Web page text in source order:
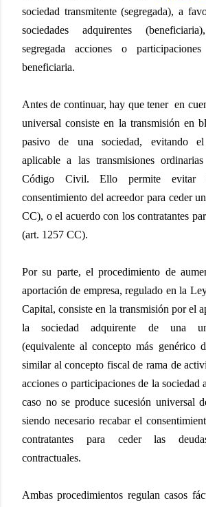
sociedad transmitente (segregada), a
sociedades adquirentes
segregada acciones o
beneficiaria.
Antes de continuar, hay que tener en
universal consiste en la transmisión en
pasivo de una sociedad, evitando
aplicable a las transmisiones
Código Civil. Ello permite evitar
consentimiento del acreedor para ceder
CC), o el acuerdo con los contratantes
(art. 1257 CC).
Por su parte, el procedimiento de
aportación de empresa, regulado en la
Capital, consiste en la transmisión por el
la sociedad adquirente de una
(equivalente al concepto más genérico
similar al concepto fiscal de rama de
acciones o participaciones de la sociedad
caso no se produce sucesión universal
siendo necesario recabar el
contratantes para ceder las
contractuales.
Ambas procedimientos regulan casos